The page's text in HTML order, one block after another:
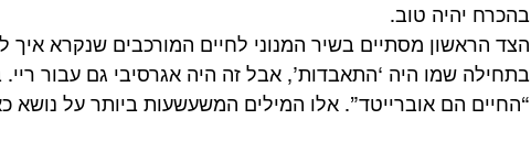
בהכרח יהיה טוב.
הצד הראשון מסתיים בשיר המנוני לחיים המורכבים שנקרא איך
בתחילה שמו היה ‘התאבדות’, אבל זה היה אגרסיבי גם עבור
“החיים הם אוברייטד”. אלו המילים המשעשעות ביותר על נושא